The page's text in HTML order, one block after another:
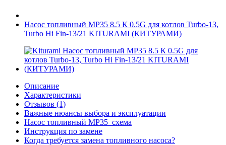
Насос топливный МР35 8.5 К 0.5G для котлов Turbo-13,
Turbo Hi Fin-13/21 KITURAMI (КИТУРАМИ)
Описание
Характеристики
Отзывов (1)
Важные нюансы выбора и эксплуатации
Насос топливный МР35_схема
Инструкция по замене
Когда требуется замена топливного насоса?